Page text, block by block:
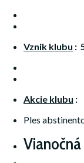
Vznik klubu :
Akcie klubu
Ples